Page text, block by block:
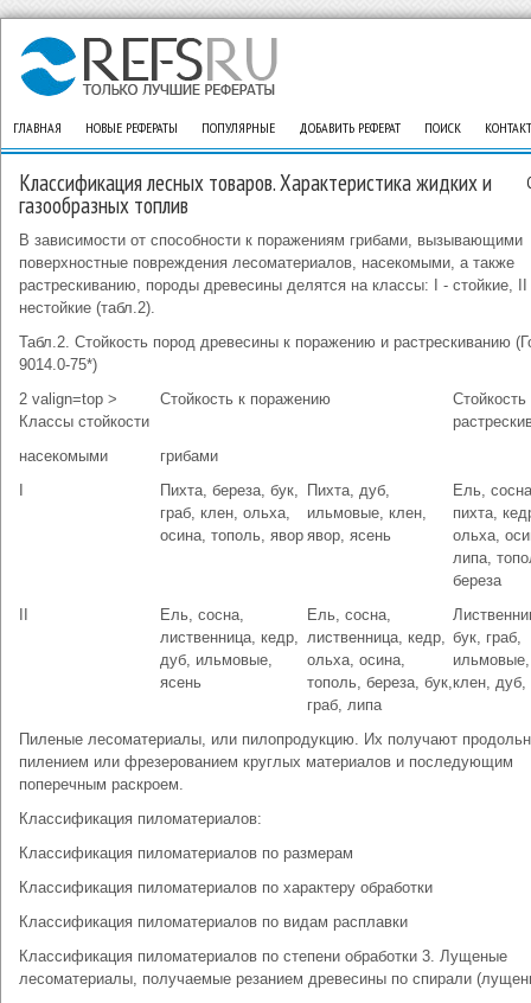
ГЛАВНАЯ НОВЫЕ РЕФЕРАТЫ ПОПУЛЯРНЫЕ ДОБАВИТЬ РЕФЕРАТ ПОИСК
Классификация лесных товаров. Характеристика жидких и
газообразных топлив
В зависимости от способности к поражениям грибами, вызывающими
поверхностные повреждения лесоматериалов, насекомыми, а также
растрескиванию, породы древесины делятся на классы: I - стойкие, II
нестойкие (табл.2).
Табл.2. Стойкость пород древесины к поражению и растрескиванию
9014.0-75*)
2 valign=top >
Классы стойкости
Стойкость к поражению
Стойкость
насекомыми
грибами
Пихта, береза, бук,
граб, клен, ольха,
осина, тополь, явор
Пихта, дуб,
ильмовые, клен,
явор, ясень
Ель,
пихта,
ольха,
липа,
береза
Ель, сосна,
лиственница, кедр,
дуб, ильмовые,
ясень
Ель, сосна,
лиственница, кедр,
ольха, осина,
тополь, береза, бук,
граб, липа
бук, граб,
клен, дуб,
Пиленые лесоматериалы, или пилопродукцию. Их получают
пилением или фрезерованием круглых материалов и последующим
поперечным раскроем.
Классификация пиломатериалов:
Классификация пиломатериалов по размерам
Классификация пиломатериалов по характеру обработки
Классификация пиломатериалов по видам расплавки
Классификация пиломатериалов по степени обработки 3. Лущеные
лесоматериалы, получаемые резанием древесины по спирали